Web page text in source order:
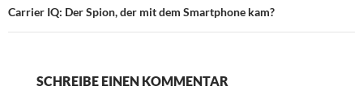
Carrier IQ: Der Spion, der mit dem Smartphone kam?
SCHREIBE EINEN KOMMENTAR